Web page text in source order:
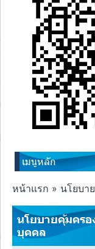
เมนูหลัก
หน้าแรก » นโยบา
นโยบายคุ้มคร
บุคคล